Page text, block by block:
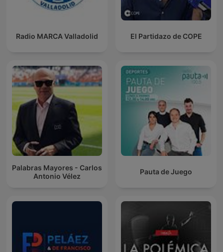
Radio MARCA Valladolid El Partidazo de COPE
Palabras Mayores - Carlos
Antonio Vélez
Pauta de Juego